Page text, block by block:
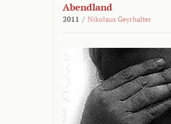
Abendland
2011 / Nikolaus Geyrhalter